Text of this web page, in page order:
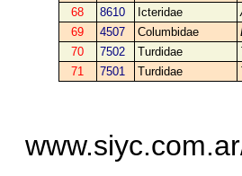
68
8610 Icteridae
69
4507 Columbidae
70
7502 Turdidae
71
7501 Turdidae